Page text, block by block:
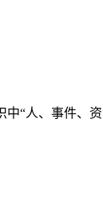
“人、事件、